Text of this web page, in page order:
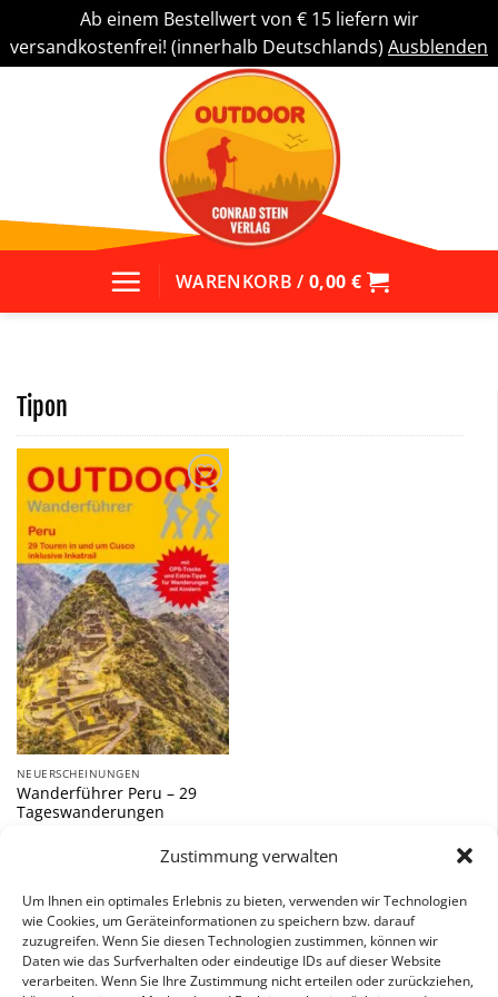
Zustimmung verwalten
Um Ihnen ein optimales Erlebnis zu bieten, verwenden wir Technologien
wie Cookies, um Geräteinformationen zu speichern bzw. darauf
zuzugreifen. Wenn Sie diesen Technologien zustimmen, können wir
Daten wie das Surfverhalten oder eindeutige IDs auf dieser Website
verarbeiten. Wenn Sie Ihre Zustimmung nicht erteilen oder zurückziehen,
Ab einem Bestellwert von € 15 liefern wir
versandkostenfrei! (innerhalb Deutschlands) Ausblenden
WARENKORB / 0,00 €
Tipon
Zu
Wunschliste
hinzufügen
NEUERSCHEINUNGEN
Wanderführer Peru – 29
Tageswanderungen